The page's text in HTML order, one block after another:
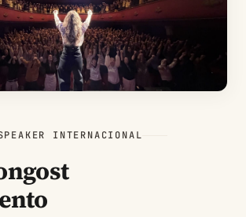
INTERNACIONAL